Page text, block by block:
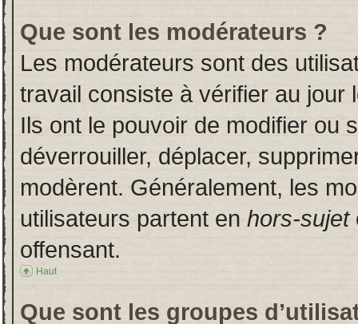
Que sont les modérateurs ?
Les modérateurs sont des
travail consiste à vérifier au jour
Ils ont le pouvoir de modifier ou
déverrouiller, déplacer,
modèrent. Généralement, les
utilisateurs partent en hors-sujet
offensant.
Haut
Que sont les groupes